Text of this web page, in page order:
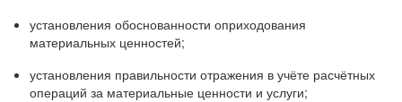
установления обоснованности оприходования
материальных ценностей;
установления правильности отражения в учёте расчётных
операций за материальные ценности и услуги;